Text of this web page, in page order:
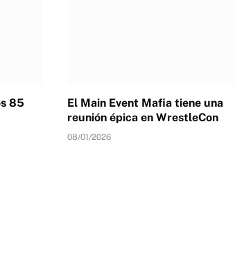
85
El Main Event Mafia tiene una
reunión épica en WrestleCon
08/01/2026